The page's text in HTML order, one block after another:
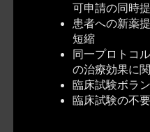
可申請の同時
患者への新薬
短縮
同一プロトコ
の治療効果に
臨床試験ボラ
臨床試験の不